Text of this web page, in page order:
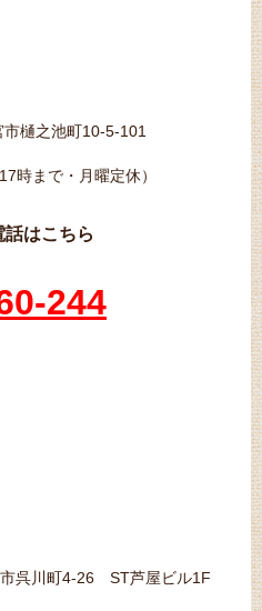
樋之池町10-5-101
時まで・月曜定休）
はこちら
244
呉川町4-26 ST芦屋ビル1F